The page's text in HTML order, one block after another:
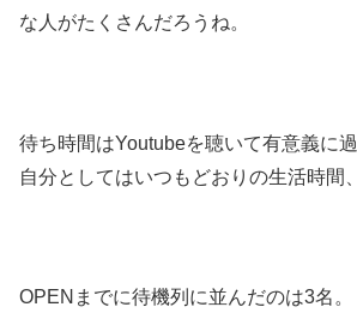
な人がたくさんだろうね。
待ち時間はYoutubeを聴いて有意義に
自分としてはいつもどおりの生活時間
OPENまでに待機列に並んだのは3名。